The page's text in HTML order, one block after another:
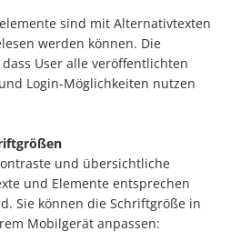
sind mit Alternativtexten
werden können. Die
User alle veröffentlichten
Login-Möglichkeiten nutzen
und übersichtliche
und Elemente entsprechen
Sie können die Schriftgröße in
Mobilgerät anpassen: